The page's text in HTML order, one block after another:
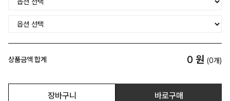
상품금액 합계 0 원 (0개)
장바구니 바로구매